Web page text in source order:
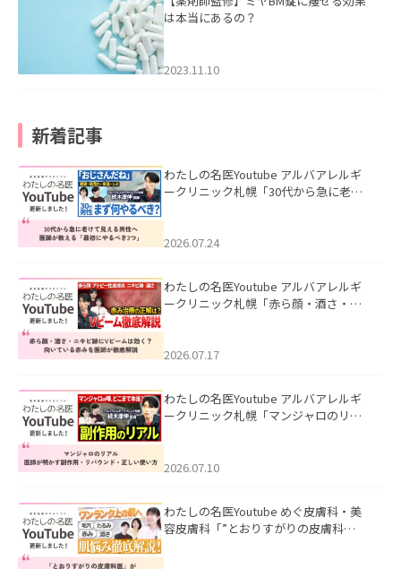
は本当にあるの？
2023.11.10
新着記事
わたしの名医Youtube アルバアレルギ
ークリニック札幌「30代から急に老け
た。
2026.07.24
わたしの名医Youtube アルバアレルギ
ークリニック札幌「赤ら顔・酒さ・ニ
した。
2026.07.17
わたしの名医Youtube アルバアレルギ
ークリニック札幌「マンジャロのリア
た。
2026.07.10
わたしの名医Youtube めぐ皮膚科・美
容皮膚科「”とおりすがりの皮膚科